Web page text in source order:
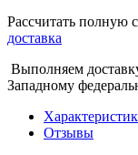
Рассчитать полную
доставка
Выполняем
Западному
Отзывы